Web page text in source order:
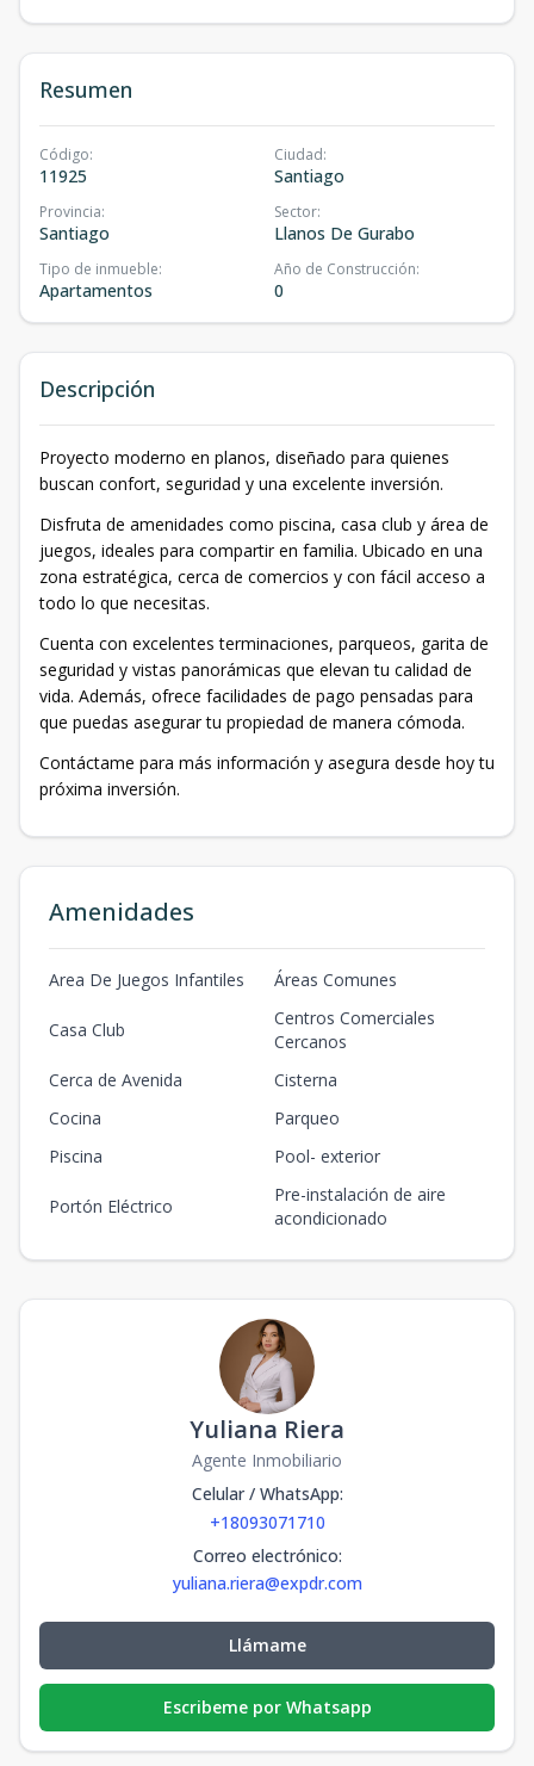
Resumen
Código:
11925
Ciudad:
Santiago
Provincia:
Santiago
Sector:
Llanos De Gurabo
Tipo de inmueble:
Apartamentos
Año de Construcción:
0
Descripción
Proyecto moderno en planos, diseñado para quienes
buscan confort, seguridad y una excelente inversión.
Disfruta de amenidades como piscina, casa club y área de
juegos, ideales para compartir en familia. Ubicado en una
zona estratégica, cerca de comercios y con fácil acceso a
todo lo que necesitas.
Cuenta con excelentes terminaciones, parqueos, garita de
seguridad y vistas panorámicas que elevan tu calidad de
vida. Además, ofrece facilidades de pago pensadas para
que puedas asegurar tu propiedad de manera cómoda.
Contáctame para más información y asegura desde hoy tu
próxima inversión.
Amenidades
Area De Juegos Infantiles Áreas Comunes
Casa Club
Centros Comerciales
Cercanos
Cerca de Avenida
Cisterna
Cocina
Parqueo
Piscina
Pool- exterior
Portón Eléctrico
Pre-instalación de aire
acondicionado
Yuliana Riera
Agente Inmobiliario
Celular / WhatsApp:
+18093071710
Correo electrónico:
yuliana.riera@expdr.com
Llámame
Escribeme por Whatsapp